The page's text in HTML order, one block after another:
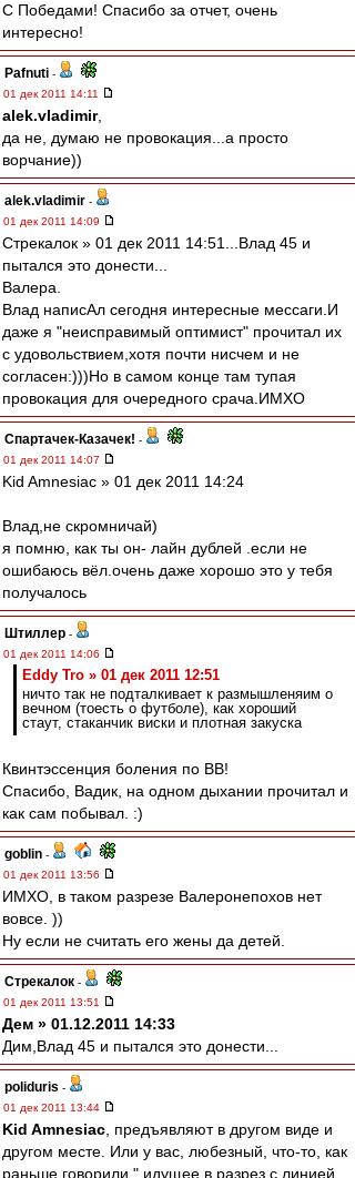
С Победами! Спасибо за отчет, очень
интересно!
Pafnuti -
01 дек 2011 14:11
alek.vladimir,
да не, думаю не провокация...а просто
ворчание))
alek.vladimir -
01 дек 2011 14:09
Стрекалок » 01 дек 2011 14:51...Влад 45 и
пытался это донести...
Валера.
Влад написАл сегодня интересные мессаги.И
даже я "неисправимый оптимист" прочитал их
с удовольствием,хотя почти нисчем и не
согласен:)))Но в самом конце там тупая
провокация для очередного срача.ИМХО
Спартачек-Казачек! -
01 дек 2011 14:07
Kid Amnesiac » 01 дек 2011 14:24
Влад,не скромничай)
я помню, как ты он- лайн дублей .если не
ошибаюсь вёл.очень даже хорошо это у тебя
получалось
Штиллер -
01 дек 2011 14:06
Eddy Tro » 01 дек 2011 12:51
ничто так не подталкивает к размышленяим о
вечном (тоесть о футболе), как хороший
стаут, стаканчик виски и плотная закуска
Квинтэссенция боления по ВВ!
Спасибо, Вадик, на одном дыхании прочитал и
как сам побывал. :)
goblin -
01 дек 2011 13:56
ИМХО, в таком разрезе Валеронепохов нет
вовсе. ))
Ну если не считать его жены да детей.
Стрекалок -
01 дек 2011 13:51
Дем » 01.12.2011 14:33
Дим,Влад 45 и пытался это донести...
poliduris -
01 дек 2011 13:44
Kid Amnesiac , предъявляют в другом виде и
другом месте. Или у вас, любезный, что-то, как
раньше говорили " идущее в разрез с линией